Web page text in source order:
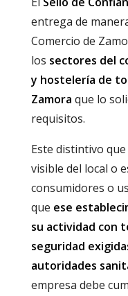
entrega de
Comercio de
los sectores del
y hostelería de
Zamora que lo
requisitos.
Este distintivo
visible del local o
consumidores o
que ese
su actividad con
seguridad
autoridades
empresa debe